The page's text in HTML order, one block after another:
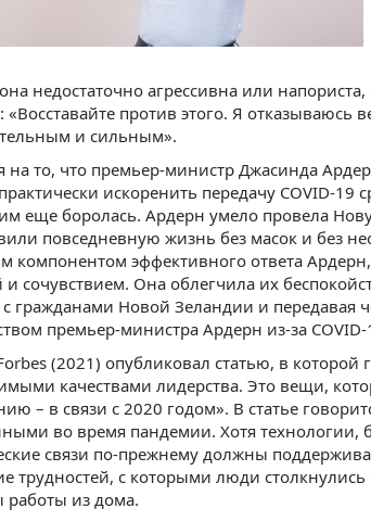
недостаточно агрессивна или
«Восставайте против этого. Я
и сильным».
на то, что премьер-министр Джасинда
искоренить передачу COVID-19
еще боролась. Ардерн умело провела
повседневную жизнь без масок и без
компонентом эффективного ответа
и сочувствием. Она облегчила их
гражданами Новой Зеландии и передавая
премьер-министра Ардерн из-за
(2021) опубликовал статью, в которой
качествами лидерства. Это вещи,
– в связи с 2020 годом». В статье
во время пандемии. Хотя технологии,
связи по-прежнему должны
трудностей, с которыми люди
работы из дома.